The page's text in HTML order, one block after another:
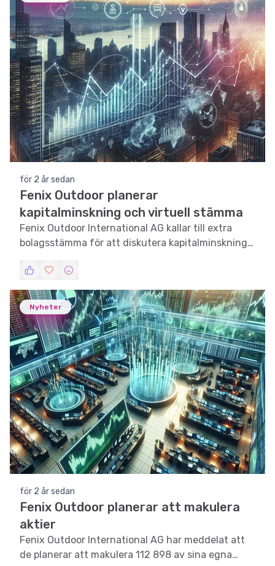
för 2 år sedan
Fenix Outdoor planerar
kapitalminskning och virtuell stämma
Fenix Outdoor International AG kallar till extra
bolagsstämma för att diskutera kapitalminskning
Nyheter
för 2 år sedan
Fenix Outdoor planerar att makulera
aktier
Fenix Outdoor International AG har meddelat att
de planerar att makulera 112 898 av sina egna